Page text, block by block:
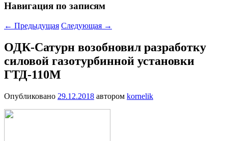
Навигация по записям
← Предыдущая Следующая →
ОДК-Сатурн возобновил разработку
силовой газотурбинной установки
ГТД-110М
Опубликовано 29.12.2018 автором kornelik